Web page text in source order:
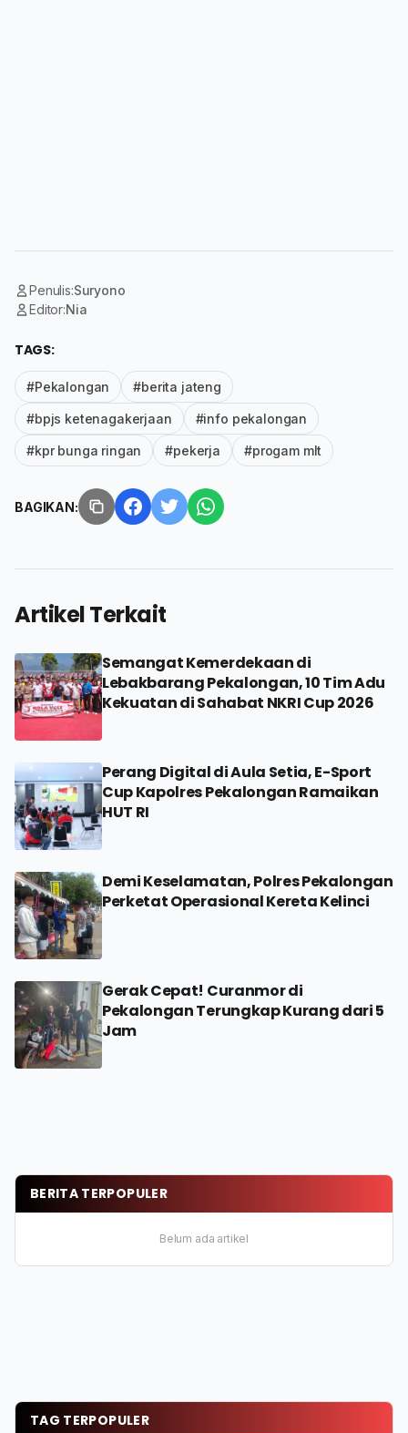
Penulis:Suryono
Editor:Nia
TAGS:
#Pekalongan #berita jateng
#bpjs ketenagakerjaan #info pekalongan
#kpr bunga ringan #pekerja #progam mlt
BAGIKAN:
Artikel Terkait
Semangat Kemerdekaan di
Lebakbarang Pekalongan, 10 Tim Adu
Kekuatan di Sahabat NKRI Cup 2026
Perang Digital di Aula Setia, E-Sport
Cup Kapolres Pekalongan Ramaikan
HUT RI
Demi Keselamatan, Polres Pekalongan
Perketat Operasional Kereta Kelinci
Gerak Cepat! Curanmor di
Pekalongan Terungkap Kurang dari 5
Jam
BERITA TERPOPULER
Belum ada artikel
TAG TERPOPULER